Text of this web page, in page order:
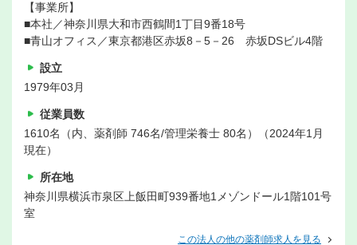
【事業所】
■本社／神奈川県大和市西鶴間1丁目9番18号
■青山オフィス／東京都港区赤坂8－5－26 赤坂DSビル4階
設立
1979年03月
従業員数
1610名（内、薬剤師 746名/管理栄養士 80名）（2024年1月
現在）
所在地
神奈川県横浜市泉区上飯田町939番地1メゾンドール1階101号
室
この法人の他の薬剤師求人を見る